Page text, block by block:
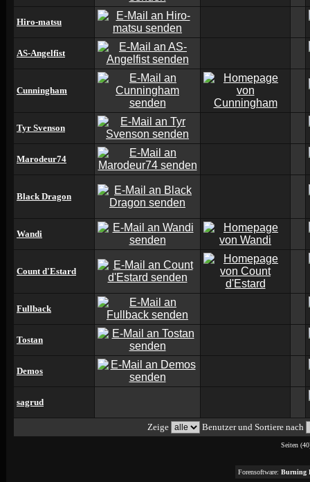
Hiro-matsu
AS-Angelfist
Cunningham
Tyr Svenson
Marodeur74
Black Dragon
Wandi
Count d'Estard
Fullback
Tostan
Demos
sagrud
Zeige Benutzer und Sortiere nach
Seiten
Forensoftware: Burning